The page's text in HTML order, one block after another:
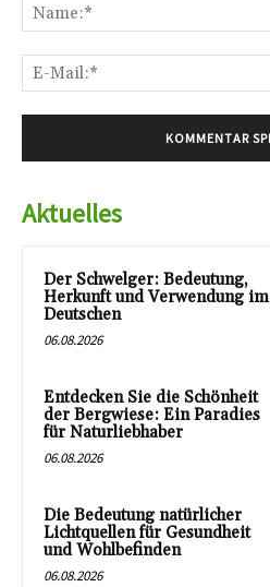
Aktuelles
Der Schwelger: Bedeutung,
Herkunft und Verwendung im
Deutschen
06.08.2026
Entdecken Sie die Schönheit
der Bergwiese: Ein Paradies
für Naturliebhaber
06.08.2026
Die Bedeutung natürlicher
Lichtquellen für Gesundheit
und Wohlbefinden
06.08.2026